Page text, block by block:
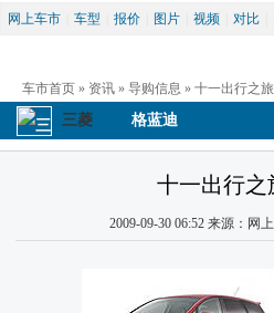
网上车市 车型 报价 图片 视频 对比
车市首页 » 资讯 » 导购信息 » 十一出行之
三菱 格蓝迪
十一出行之
2009-09-30 06:52 来源：网